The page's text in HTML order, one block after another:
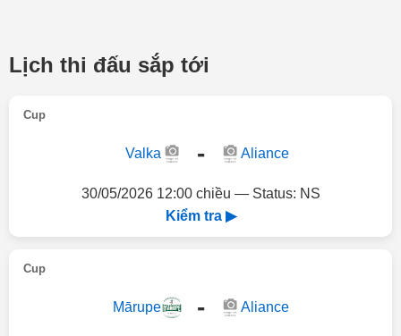
Lịch thi đấu sắp tới
Cup
Valka - Aliance
30/05/2026 12:00 chiều — Status: NS
Kiểm tra ▶
Cup
Mārupe - Aliance